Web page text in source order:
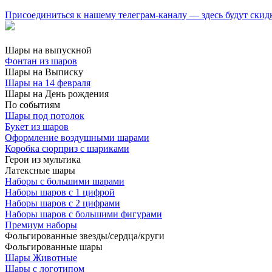
Присоединиться к нашему телеграм-каналу — здесь будут
Шары на выпускной
Фонтан из шаров
Шары на Выписку
Шары на 14 февраля
Шары на День рождения
По событиям
Шары под потолок
Букет из шаров
Оформление воздушными шарами
Коробка сюрприз с шариками
Герои из мультика
Латексные шары
Наборы с большими шарами
Наборы шаров с 1 цифрой
Наборы шаров с 2 цифрами
Наборы шаров с большими фигурами
Премиум наборы
Фольгированные звезды/сердца/круги
Фольгированные шары
Шары Животные
Шары с логотипом